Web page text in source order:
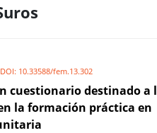
10.33588/fem.13.302
cuestionario destinado a
la formación práctica en